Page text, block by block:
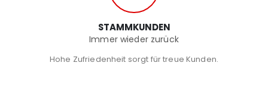
STAMMKUNDEN
Immer wieder zurück
Hohe Zufriedenheit sorgt für treue Kunden.